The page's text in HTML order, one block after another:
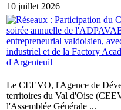
10 juillet 2026
Le CEEVO, l'Agence de
territoires du Val d'Oise
l'Assemblée Générale ...